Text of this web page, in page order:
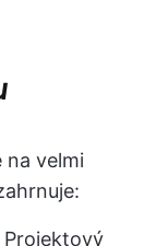
na velmi
Projektový